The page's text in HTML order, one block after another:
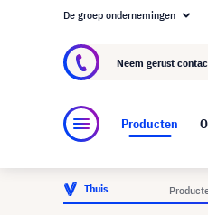
Over visunext.nl
De groep ondernemingen
Neem gerust
Producten
Thuis